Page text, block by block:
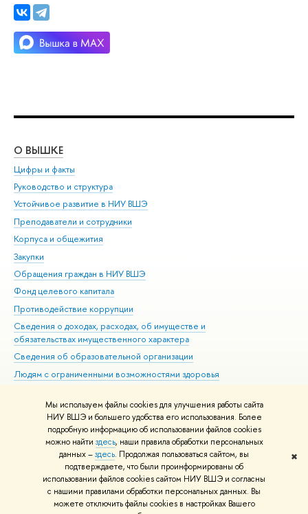
Мы используем файлы cookies для улучшения работы сайта
НИУ ВШЭ и большего удобства его использования. Более
подробную информацию об использовании файлов cookies
можно найти здесь, наши правила обработки персональных
данных –здесь. Продолжая пользоваться сайтом, вы
подтверждаете, что были проинформированы об
использовании файлов cookies сайтом НИУ ВШЭ и согласны
с нашими правилами обработки персональных данных. Вы
можете отключить файлы cookies в настройках Вашего
✖
О ВЫШКЕ
Цифры и факты
Руководство и структура
Устойчивое развитие в НИУ ВШЭ
Преподаватели и сотрудники
Корпуса и общежития
Закупки
Обращения граждан в НИУ ВШЭ
Фонд целевого капитала
Противодействие коррупции
Сведения о доходах, расходах, об имуществе и
обязательствах имущественного характера
Сведения об образовательной организации
Людям с ограниченными возможностями здоровья
Работа в Вышке
© НИУ ВШЭ 1993–2026 Адреса и контакты Условия использования
материалов Политика конфиденциальности Карта сайта
Шрифты HSE Sans и HSE Slab разработаны вШколе дизайна НИУ ВШЭ